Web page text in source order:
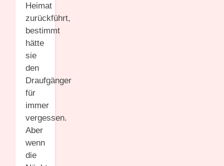
Heimat
zurückführt,
bestimmt
hätte
sie
den
Draufgänger
für
immer
vergessen.
Aber
wenn
die